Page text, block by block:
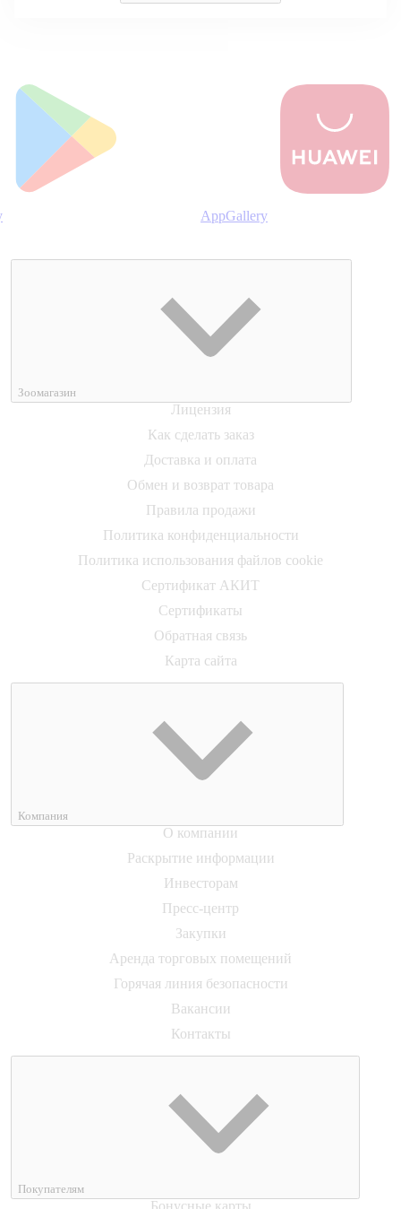
AppGallery
Зоомагазин
Лицензия
Как сделать заказ
Доставка и оплата
Обмен и возврат товара
Правила продажи
Политика конфиденциальности
Политика использования файлов cookie
Сертификат АКИТ
Сертификаты
Обратная связь
Карта сайта
Компания
О компании
Раскрытие информации
Инвесторам
Пресс-центр
Закупки
Аренда торговых помещений
Горячая линия безопасности
Вакансии
Контакты
Покупателям
Бонусные карты